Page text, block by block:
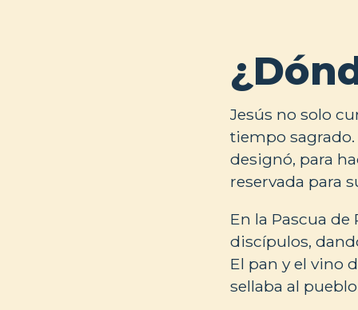
Jesús no solo
tiempo
designó, para
reservada para
En la Pascua
discípulos,
El pan y el vino
sellaba al